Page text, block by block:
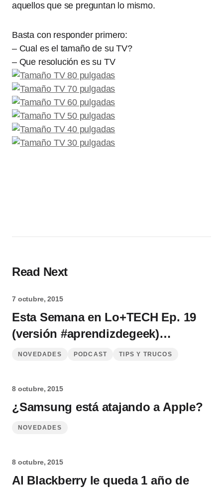
aquellos que se preguntan lo mismo.
Basta con responder primero:
– Cual es el tamaño de su TV?
– Que resolución es su TV
Read Next
7 octubre, 2015
Esta Semana en Lo+TECH Ep. 19
(versión #aprendizdegeek)…
NOVEDADES PODCAST TIPS Y TRUCOS
8 octubre, 2015
¿Samsung está atajando a Apple?
NOVEDADES
8 octubre, 2015
Al Blackberry le queda 1 año de